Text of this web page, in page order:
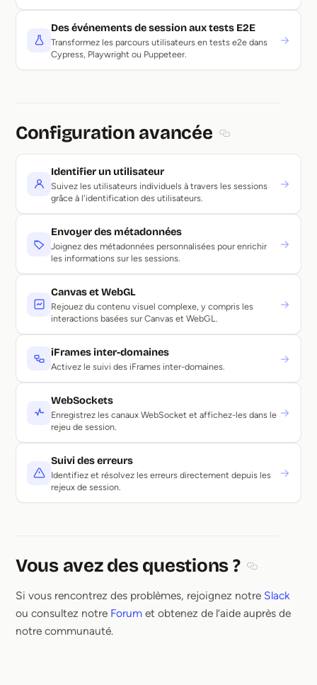
Des événements de session aux tests E2E
Transformez les parcours utilisateurs en tests e2e dans
Cypress, Playwright ou Puppeteer.
→
Configuration avancée
Identifier un utilisateur
Suivez les utilisateurs individuels à travers les sessions
grâce à l'identification des utilisateurs.
→
Envoyer des métadonnées
Joignez des métadonnées personnalisées pour enrichir
les informations sur les sessions.
→
Canvas et WebGL
Rejouez du contenu visuel complexe, y compris les
interactions basées sur Canvas et WebGL.
→
iFrames inter-domaines
Activez le suivi des iFrames inter-domaines.
→
WebSockets
Enregistrez les canaux WebSocket et affichez-les dans le
rejeu de session.
→
Suivi des erreurs
Identifiez et résolvez les erreurs directement depuis les
rejeux de session.
→
Vous avez des questions ?
Si vous rencontrez des problèmes, rejoignez notre Slack
ou consultez notre Forum et obtenez de l’aide auprès de
notre communauté.